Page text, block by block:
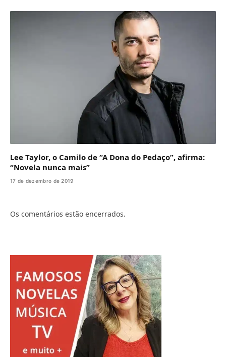
Lee Taylor, o Camilo de “A Dona do Pedaço”, afirma:
“Novela nunca mais”
17 de dezembro de 2019
Os comentários estão encerrados.